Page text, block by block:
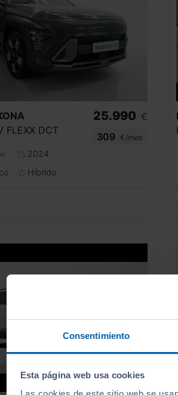
Consentimiento
Esta página web usa cookies
FLEXX DCT
2024
Híbrido
25.990 €
309
€/mes